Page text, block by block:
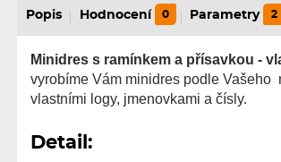
Popis Hodnocení 0 Parametry 2
Minidres s ramínkem a přísavkou -
vyrobíme Vám minidres podle Vašeho
vlastními logy, jmenovkami a čísly.
Detail: